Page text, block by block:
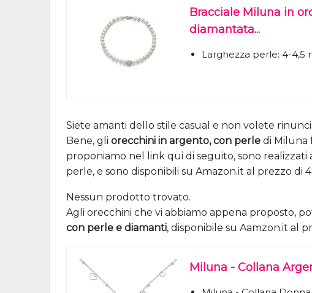
Bracciale Miluna in
diamantata...
Larghezza perle: 4-4,5
Siete amanti dello stile casual e non volete
Bene, gli orecchini in argento, con perle di Miluna
proponiamo nel link qui di seguito, sono realizzati
perle, e sono disponibili su Amazon.it al prezzo di
Nessun prodotto trovato.
Agli orecchini che vi abbiamo appena proposto,
con perle e diamanti, disponibile su Aamzon.it al
Miluna - Collana